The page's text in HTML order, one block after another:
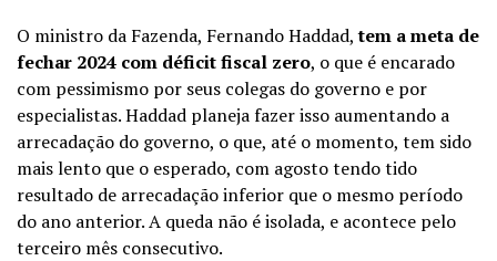
O ministro da Fazenda, Fernando Haddad,tem a meta de
fechar 2024 com déficit fiscal zero, o que é encarado
com pessimismo por seus colegas do governo e por
especialistas. Haddad planeja fazer isso aumentando a
arrecadação do governo, o que, até o momento, tem sido
mais lento que o esperado, com agosto tendo tido
resultado de arrecadação inferior que o mesmo período
do ano anterior. A queda não é isolada, e acontece pelo
terceiro mês consecutivo.